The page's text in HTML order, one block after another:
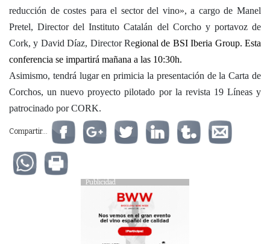
reducción de costes para el sector del vino», a cargo de Manel
Pretel, Director del Instituto Catalán del Corcho y portavoz de
Cork, y David Díaz, Director Regional de BSI Iberia Group. Esta
conferencia se impartirá mañana a las 10:30h.
Asimismo, tendrá lugar en primicia la presentación de la Carta de
Corchos, un nuevo proyecto pilotado por la revista 19 Líneas y
patrocinado por CORK.
Compartir...
Publicidad